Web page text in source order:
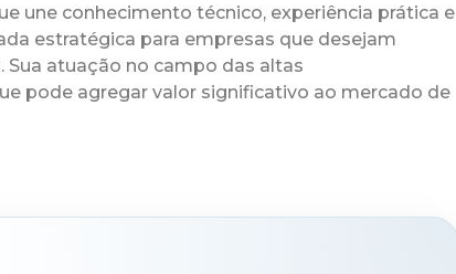
une conhecimento técnico, experiência prática e
estratégica para empresas que desejam
atuação no campo das altas
pode agregar valor significativo ao mercado de